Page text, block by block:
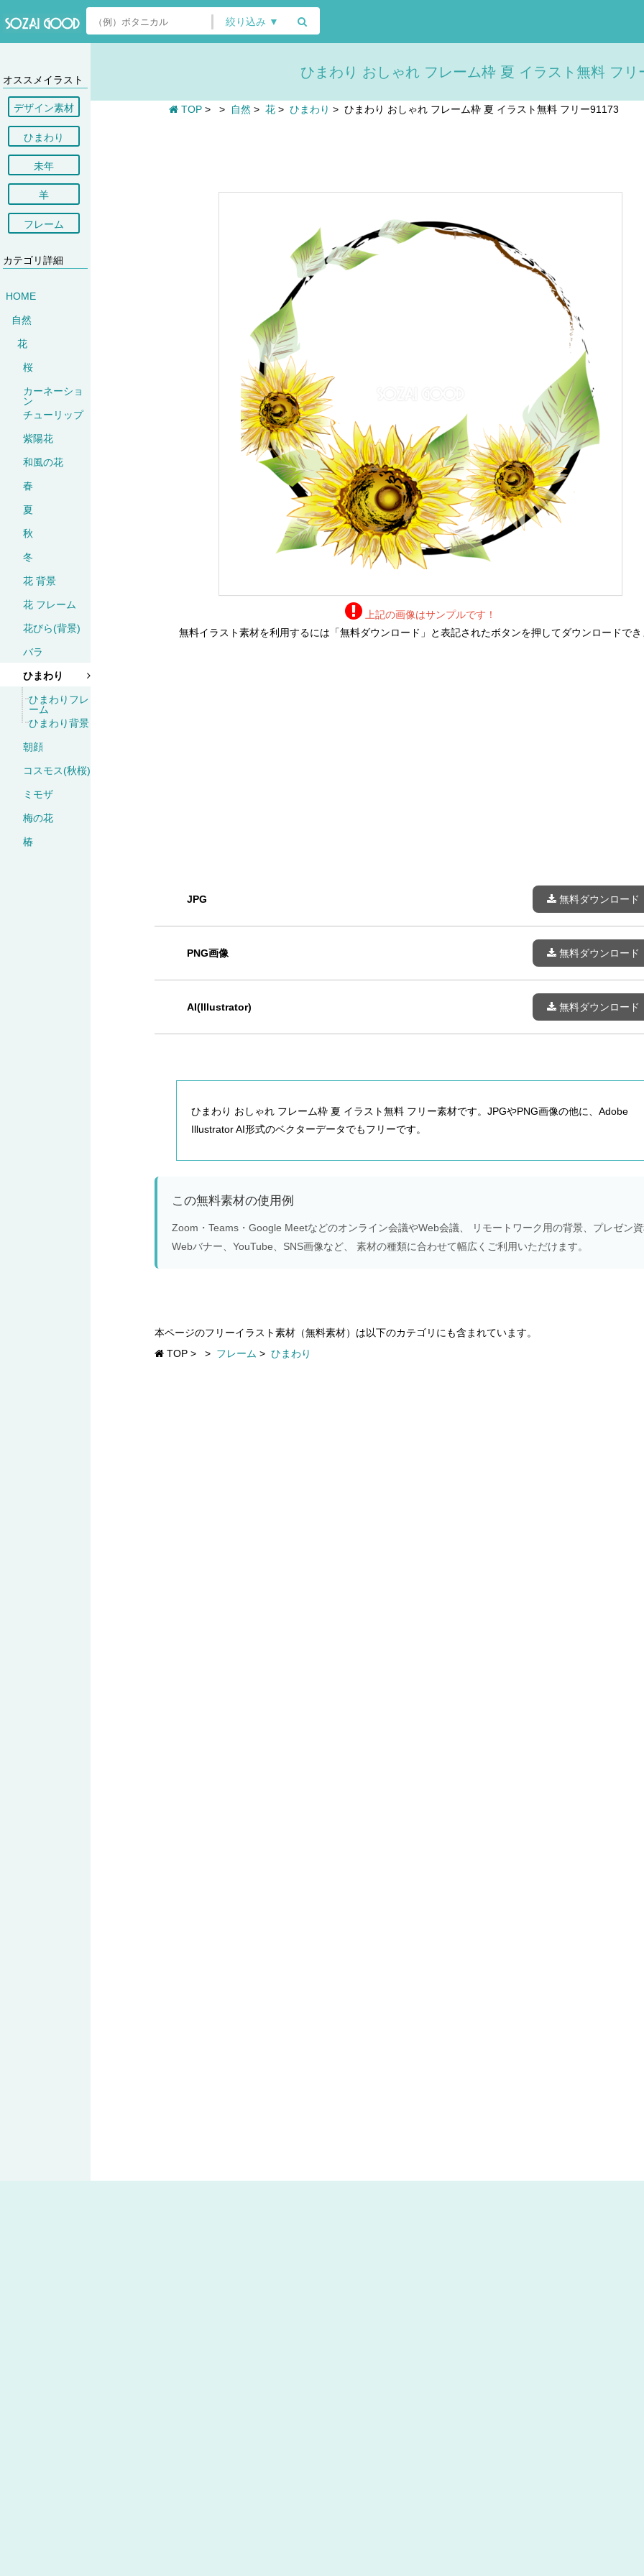
絞り込み ▼
オススメイラスト
デザイン素材
ひまわり
未年
羊
フレーム
カテゴリ詳細
HOME
自然
花
桜
カーネーショ
ン
チューリップ
紫陽花
和風の花
春
夏
秋
冬
花 背景
花 フレーム
花びら(背景)
バラ
ひまわり
ひまわりフレ
ーム
ひまわり背景
朝顔
コスモス(秋桜)
ミモザ
梅の花
椿
ひまわり おしゃれ フレーム枠 夏 イラスト無料 フリ
TOP > > 自然 > 花 > ひまわり > ひまわり おしゃれ フレーム枠 夏 イラスト無料 フリー91173
上記の画像はサンプルです！
無料イラスト素材を利用するには「無料ダウンロード」と表記されたボタンを押してダウンロードでき
JPG 無料ダウンロード
PNG画像 無料ダウンロード
AI(Illustrator) 無料ダウンロード
ひまわり おしゃれ フレーム枠 夏 イラスト無料 フリー素材です。JPGやPNG画像の他に、Adobe
Illustrator AI形式のベクターデータでもフリーです。
この無料素材の使用例
Zoom・Teams・Google Meetなどのオンライン会議やWeb会議、 リモートワーク用の背景、プレゼン
Webバナー、YouTube、SNS画像など、 素材の種類に合わせて幅広くご利用いただけます。
本ページのフリーイラスト素材（無料素材）は以下のカテゴリにも含まれています。
TOP > > フレーム > ひまわり